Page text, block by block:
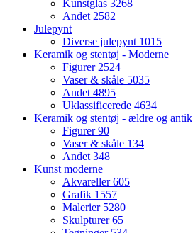
Kunstglas 3268
Andet2582
Julepynt
Diverse julepynt 1015
Keramik og stentøj - Moderne
Figurer2524
Vaser & skåle 5035
Andet4895
Uklassificerede 4634
Keramik og stentøj - ældre og antik
Figurer90
Vaser & skåle 134
Andet348
Kunst moderne
Akvareller605
Grafik 1557
Malerier 5280
Skulpturer65